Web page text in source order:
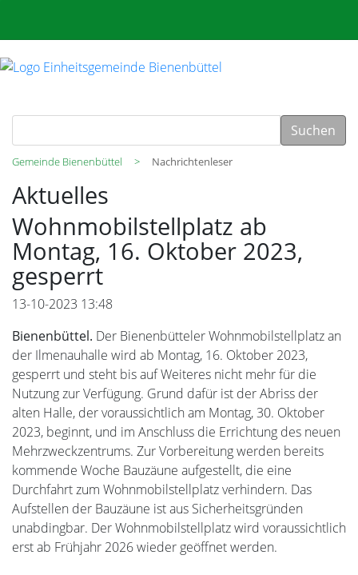
Suchen
Gemeinde Bienenbüttel Nachrichtenleser
Aktuelles
Wohnmobilstellplatz ab
Montag, 16. Oktober 2023,
gesperrt
13-10-2023 13:48
Bienenbüttel. Der Bienenbütteler Wohnmobilstellplatz an
der Ilmenauhalle wird ab Montag, 16. Oktober 2023,
gesperrt und steht bis auf Weiteres nicht mehr für die
Nutzung zur Verfügung. Grund dafür ist der Abriss der
alten Halle, der voraussichtlich am Montag, 30. Oktober
2023, beginnt, und im Anschluss die Errichtung des neuen
Mehrzweckzentrums. Zur Vorbereitung werden bereits
kommende Woche Bauzäune aufgestellt, die eine
Durchfahrt zum Wohnmobilstellplatz verhindern. Das
Aufstellen der Bauzäune ist aus Sicherheitsgründen
unabdingbar. Der Wohnmobilstellplatz wird voraussichtlich
erst ab Frühjahr 2026 wieder geöffnet werden.